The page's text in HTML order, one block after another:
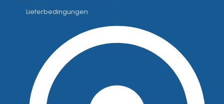
Lieferbedingungen